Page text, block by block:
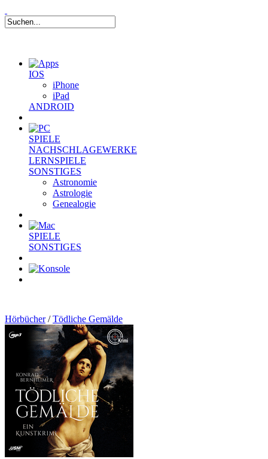
IOS
iPhone
iPad
ANDROID
SPIELE
NACHSCHLAGEWERKE
LERNSPIELE
SONSTIGES
Astronomie
Astrologie
Genealogie
SPIELE
SONSTIGES
Hörbücher/Tödliche Gemälde